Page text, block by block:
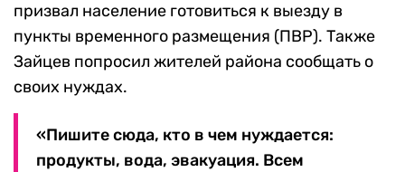
призвал население готовиться к выезду в
пункты временного размещения (ПВР). Также
Зайцев попросил жителей района сообщать о
своих нуждах.
«Пишите сюда, кто в чем нуждается:
продукты, вода, эвакуация. Всем